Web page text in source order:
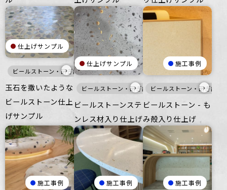
仕上げサンプル
ビールストーン・研ぎ出し仕上げ 洗い出し仕上げ 灰 寒色 壁
›
玉石を撒いたような
ビールストーン仕上
げサンプル
仕上げサンプル
ビールストーン・研ぎ出し仕上げ 白 メタル
›
ビールストーンステ
ンレス材入り仕上げ
施工事例
ビールストーン・研ぎ出し
›
ビールストーン - も
み殻入り仕上げ
施工事例 施工事例 施工事例